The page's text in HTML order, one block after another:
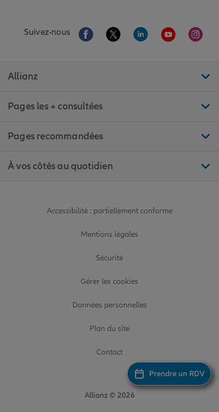
Prendre un RDV
Suivez-nous Aller sur la page Facebook de Allianz
Aller sur la page Twitter de
Aller sur la page
Aller sur la
Aller
Allianz
Pages les + consultées
Pages recommandées
À vos côtés au quotidien
Accessibilité : partiellement conforme
Mentions légales
Sécurité
Gérer les cookies
Données personnelles
Plan du site
Contact
Allianz © 2026